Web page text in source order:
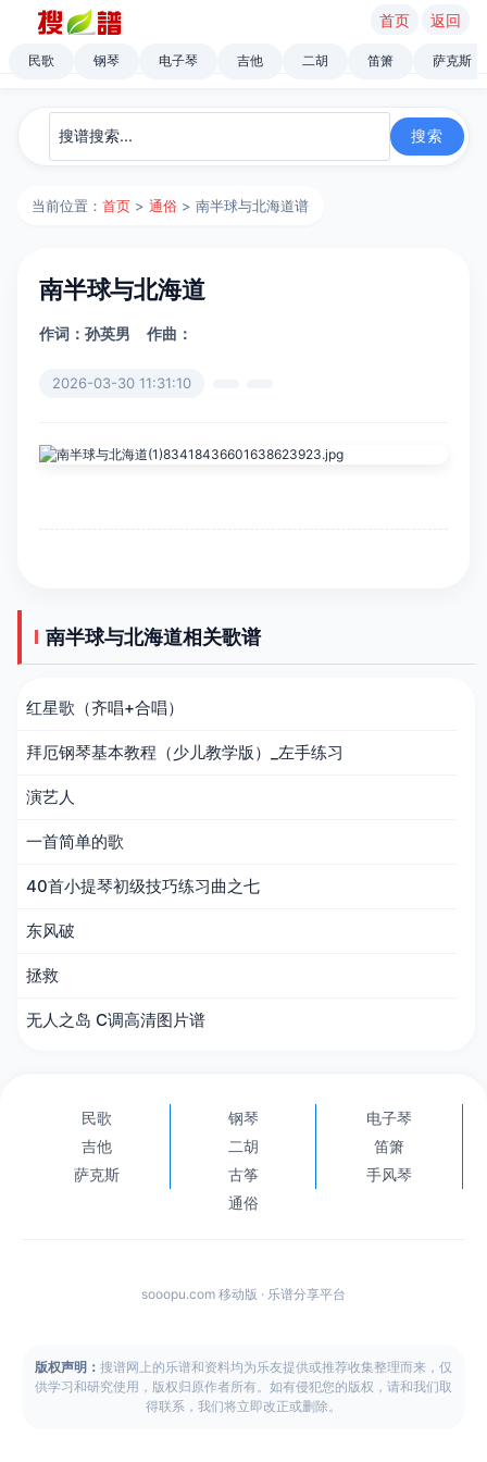
首页 返回
民歌 钢琴 电子琴 吉他 二胡 笛箫 萨克斯
当前位置：首页 >通俗 > 南半球与北海道谱
南半球与北海道
作词：孙英男 作曲：
2026-03-30 11:31:10
南半球与北海道相关歌谱
红星歌（齐唱+合唱）
拜厄钢琴基本教程（少儿教学版）_左手练习
演艺人
一首简单的歌
40首小提琴初级技巧练习曲之七
东风破
拯救
无人之岛 C调高清图片谱
民歌 钢琴
电子琴
吉他
二胡
笛箫
萨克斯
古筝
手风琴
通俗
sooopu.com 移动版 · 乐谱分享平台
版权声明： 搜谱网上的乐谱和资料均为乐友提供或推荐收集整理而来，仅
供学习和研究使用，版权归原作者所有。如有侵犯您的版权，请和我们取
得联系，我们将立即改正或删除。